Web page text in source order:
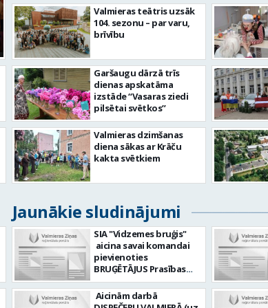
FOTO: Valmieras pilsētas
Valmieras teātris uzsāk
104. sezonu – par varu,
brīvību
Garšaugu dārzā trīs
dienas apskatāma
izstāde “Vasaras ziedi
pilsētai svētkos”
Valmieras dzimšanas
diena sākas ar Krāču
kakta svētkiem
Jaunākie sludinājumi
SIA "Vidzemes bruģis"
aicina savai komandai
pievienoties
BRUĢĒTĀJUS Prasības
pretendentiem: Vēlme
strādāt - augsta
atbildības sajūta pret
Aicinām darbā